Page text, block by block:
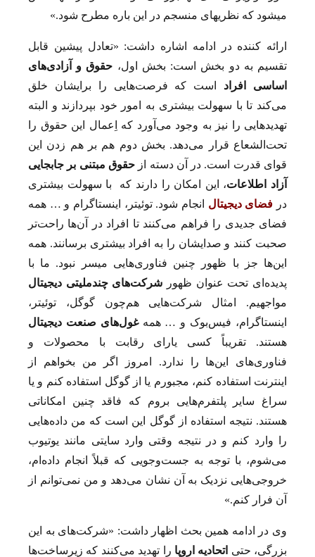
می­شود که نظریه­ای منسجم در این باره مطرح شود.»
ارائه ­کننده در ادامه اشاره داشت: «تعادل پیشین قابل
تقسیم به دو بخش است: بخش اول، حقوق و آزادی‌های
اساسی افراد
است که فرصت‌هایی را برایشان خلق
می‌کند تا با سهولت بیشتری به امور خود بپردازند و البته
تهدیدهایی را نیز به وجود می‌آورد که اِعمال این حقوق را
تحت‌الشعاع قرار می‌دهد. بخش دوم هم بر هم زدن این
قوای قدرت است. در آن دسته ازحقوق مبتنی بر جابجایی
آزاد اطلاعات، این امکان را دارند که با سهولت بیشتری
در فضای دیجیتال انجام شود. توئیتر، اینستاگرام و … همه
فضای جدیدی را فراهم می‌کنند تا افراد در آن‌ها راحت‌تر
صحبت کنند و صدایشان را به افراد بیشتری برسانند. همه
این‌ها جز با ظهور چنین فناوری‌هایی میسر نبود. ما با
پدیده‌ای تحت عنوان ظهور شرکت‌های چندملیتی دیجیتال
مواجهیم. امثال شرکت‌هایی هم‌چون گوگل، توئیتر،
اینستاگرام، فیس‌بوک و … همهغول‌های صنعت دیجیتال
هستند. تقریباً کسی یارای رقابت با محصولات و
فناوری‌های این‌ها را ندارد. امروز اگر من بخواهم از
اینترنت استفاده کنم، مجبورم یا از گوگل استفاده کنم و یا
سراغ سایر پلتفرم‌هایی بروم که فاقد چنین امکاناتی
هستند. نتیجه استفاده از گوگل این است که من داده‌هایی
را وارد کنم و در نتیجه وقتی وارد سایتی مانند یوتیوب
می‌شوم، با توجه به جست‌وجویی که قبلاً انجام داده‌ام،
خروجی‌هایی نزدیک به آن نشان می‌دهد و من نمی‌توانم از
آن فرار کنم.»
وی در ادامه همین بحث اظهار داشت: «شرکت‌های به این
بزرگی، حتی اتحادیه اروپا را تهدید می‌کنند که زیرساخت‌ها